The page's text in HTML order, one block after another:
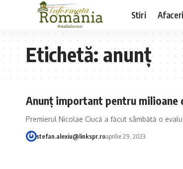
Stiri Afaceri
Etichetă:anunț
Anunț important pentru milioane
Premierul Nicolae Ciucă a făcut sâmbătă o
stefan.alexiu@linkspr.roaprilie 29, 2023